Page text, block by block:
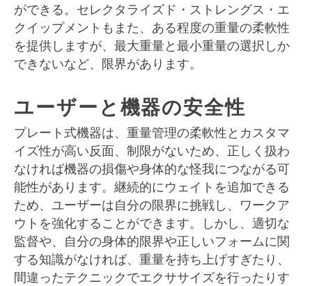
ができる。セレクタライズド・ストレングス・エ
クイップメントもまた、ある程度の重量の柔軟性
を提供しますが、最大重量と最小重量の選択しか
できないなど、限界があります。
ユーザーと機器の安全性
プレート式機器は、重量管理の柔軟性とカスタマ
イズ性が高い反面、制限がないため、正しく扱わ
なければ機器の損傷や身体的な怪我につながる可
能性があります。継続的にウェイトを追加できる
ため、ユーザーは自分の限界に挑戦し、ワークア
ウトを強化することができます。しかし、適切な
監督や、自分の身体的限界や正しいフォームに関
する知識がなければ、重量を持ち上げすぎたり、
間違ったテクニックでエクササイズを行ったりす